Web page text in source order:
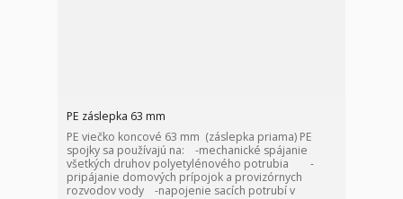
PE záslepka 63 mm
PE viečko koncové 63 mm (záslepka priama) PE
spojky sa používajú na: -mechanické spájanie
všetkých druhov polyetylénového potrubia -
pripájanie domových prípojok a provizórnych
rozvodov vody -napojenie sacích potrubí v